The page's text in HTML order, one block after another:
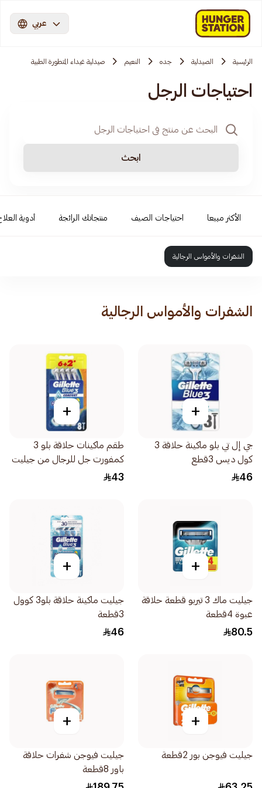
عربي
الرئيسية الصيدلية جده النعيم صيدلية غيداء المتطورة الطبية
احتياجات الرجل
ابحث
الأكثر مبيعا احتياجات الصيف منتجاتك الرائجة أدوية
الشفرات والأمواس الرجالية
الشفرات والأمواس الرجالية
+
جي إل تي بلو ماكينة حلاقة 3
كول ديس 3قطع
46
+
طقم ماكينات حلاقة بلو 3
كمفورت جل للرجال من جيليت
8قطعة
43
+
جيليت ماك 3 تيربو قطعة حلاقة
عبوة 4قطعة
80.5
+
جيليت ماكينة حلاقة بلو3 كوول
3قطعة
46
+
جيليت فيوجن بور 2قطعة
+
جيليت فيوجن شفرات حلاقة
باور 8قطعة